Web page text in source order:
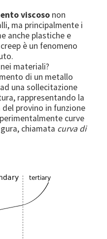
viscoso non
ma principalmente i
anche plastiche e
è un fenomeno
materiali?
di un metallo
una sollecitazione
rappresentando la
provino in funzione
curve
chiamata curva di